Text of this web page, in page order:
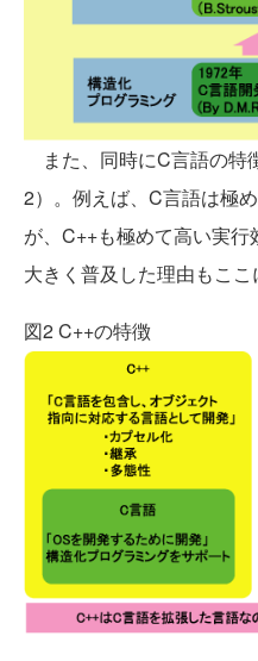
また、同時にC言語の特
2）。例えば、C言語は極
が、C++も極めて高い実
大きく普及した理由もここ
図2 C++の特徴